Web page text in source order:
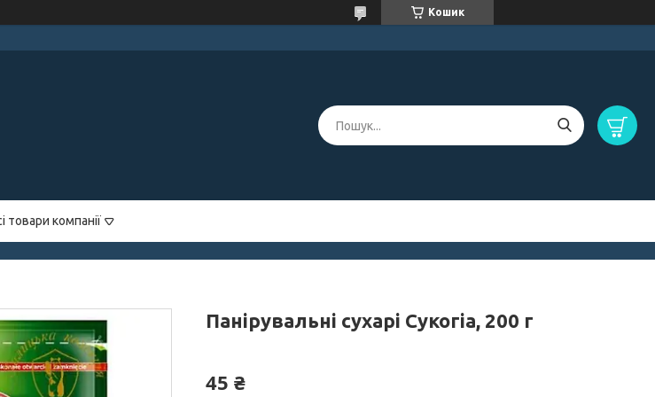
Кошик
товари компанії
Панірувальні сухарі Сукогіа, 200 г
45 ₴